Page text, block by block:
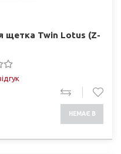
щетка Twin Lotus (Z-
НЕМАЄ В